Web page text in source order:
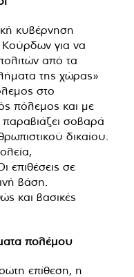
κυβέρνηση
για να
από τα
της χώρας»
στο
πόλεμος και με
σοβαρά
δικαίου.
επιθέσεις σε
βάση.
και βασικές
πολέμου
επίθεση, η